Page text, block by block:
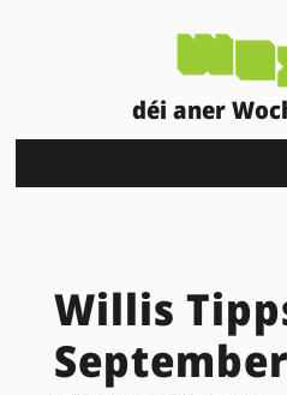
déi aner
Willis